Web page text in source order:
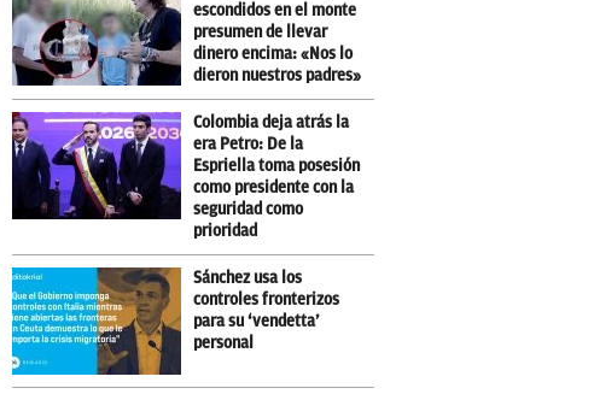
escondidos en el monte
presumen de llevar
dinero encima: «Nos lo
dieron nuestros padres»
Colombia deja atrás la
era Petro: De la
Espriella toma posesión
como presidente con la
seguridad como
prioridad
Sánchez usa los
controles fronterizos
para su ‘vendetta’
personal